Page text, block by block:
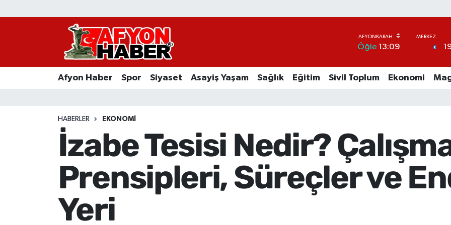
Öğle 13:09
Afyon Haber Spor Siyaset Asayiş Yaşam Sağlık Eğitim Sivil Toplum Ekonomi
HABERLER EKONOMI
İzabe Tesisi Nedir?
Prensipleri, Süreçler ve
Yeri
Afyon Haber
Asayiş Yaşam